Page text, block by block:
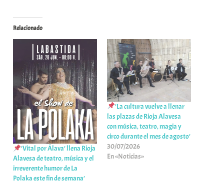
Relacionado
’Vital por Álava’ llena Rioja
Alavesa de teatro, música y el
irreverente humor de La
Polaka este fin de semana’
’La cultura vuelve a llenar
las plazas de Rioja Alavesa
con música, teatro, magia y
circo durante el mes de agosto’
30/07/2026
En «Noticias»